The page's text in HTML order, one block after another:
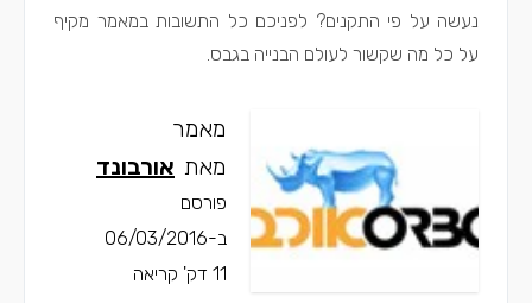
נעשה על פי התקנים? לפניכם כל התשובות במאמר מקיף
על כל מה שקשור לעולם הבנייה בגבס.
מאמר
מאת אורבונד
פורסם
ב-06/03/2016
11 דק' קריאה